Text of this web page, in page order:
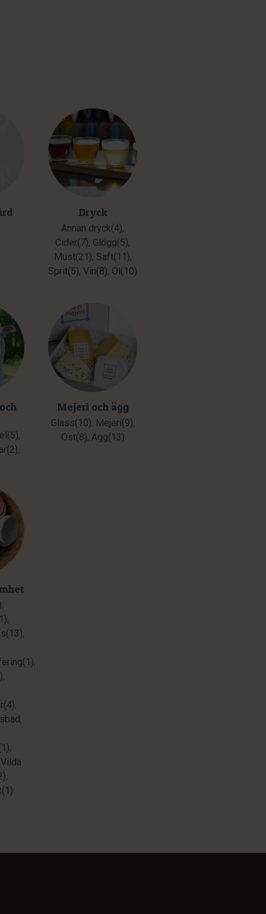
Dryck
Annan dryck(4),
Cider(7), Glögg(5),
Must(21), Saft(11),
Sprit(5), Vin(8), Öl(10)
,
,
Mejeri och ägg
Glass(10), Mejeri(9),
Ost(8), Ägg(13)
,
,
,
,
,
,
,
,
Vilda
,